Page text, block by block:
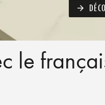
arrow_forward
le